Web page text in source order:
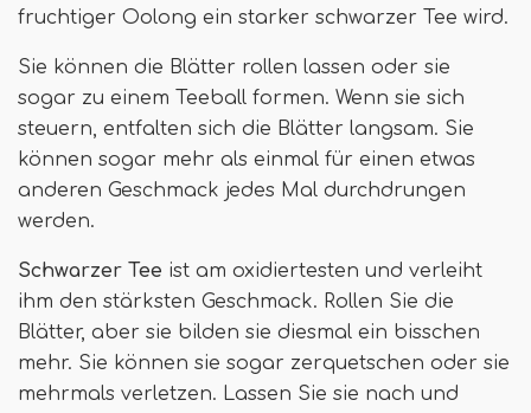
fruchtiger Oolong ein starker schwarzer Tee wird.
Sie können die Blätter rollen lassen oder sie
sogar zu einem Teeball formen. Wenn sie sich
steuern, entfalten sich die Blätter langsam. Sie
können sogar mehr als einmal für einen etwas
anderen Geschmack jedes Mal durchdrungen
werden.
Schwarzer Tee ist am oxidiertesten und verleiht
ihm den stärksten Geschmack. Rollen Sie die
Blätter, aber sie bilden sie diesmal ein bisschen
mehr. Sie können sie sogar zerquetschen oder sie
mehrmals verletzen. Lassen Sie sie nach und